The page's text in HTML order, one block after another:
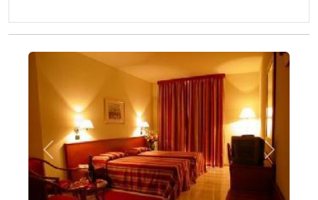
Zurück Weiter